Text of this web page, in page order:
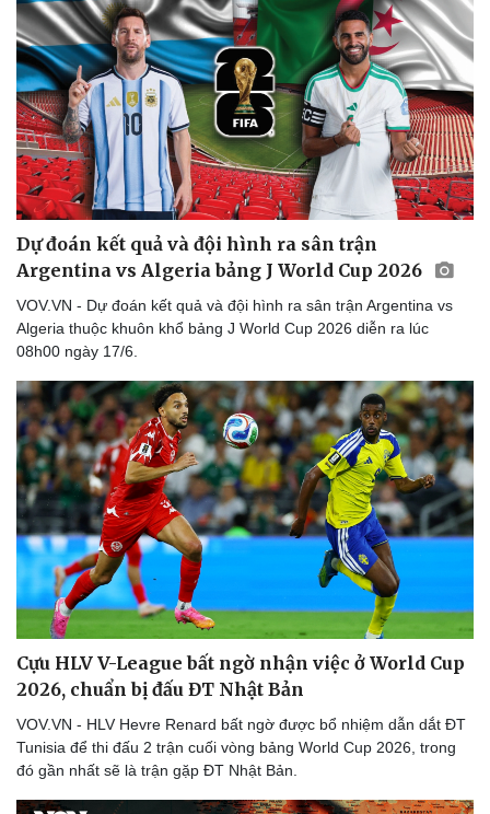
Thể thao
Bóng đá
Lịch thi đấu bóng đá
Thế giới thể thao
eSports
Hậu trường
Ô tô
Xe máy
Tư vấn
Dự đoán kết quả và đội hình ra sân trận
Argentina vs Algeria bảng J World Cup 2026
VOV.VN - Dự đoán kết quả và đội hình ra sân trận Argentina vs
Algeria thuộc khuôn khổ bảng J World Cup 2026 diễn ra lúc
08h00 ngày 17/6.
Cựu HLV V-League bất ngờ nhận việc ở World Cup
2026, chuẩn bị đấu ĐT Nhật Bản
VOV.VN - HLV Hevre Renard bất ngờ được bổ nhiệm dẫn dắt ĐT
Tunisia để thi đấu 2 trận cuối vòng bảng World Cup 2026, trong
đó gần nhất sẽ là trận gặp ĐT Nhật Bản.